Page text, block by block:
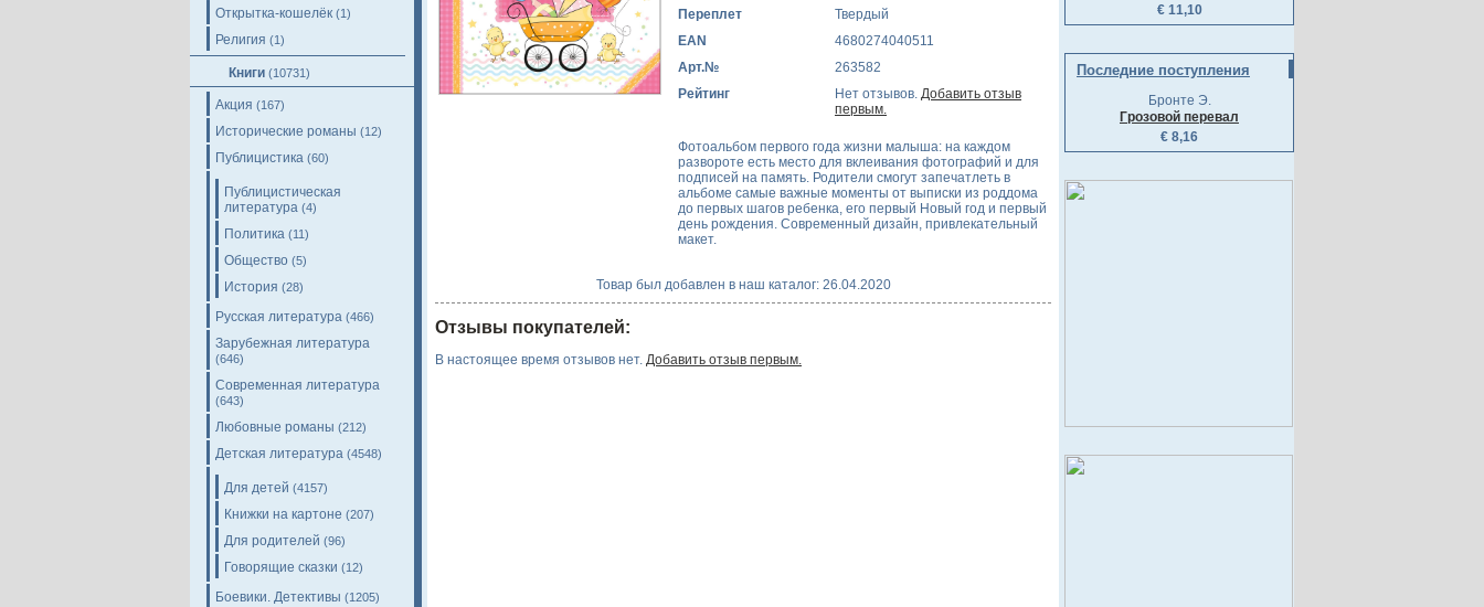
Открытка-кошелёк (1)
Религия (1)
Книги (10731)
Акция (167)
Исторические романы (12)
Публицистика (60)
Публицистическая
литература (4)
Политика (11)
Общество (5)
История (28)
Русская литература (466)
Зарубежная литература
(646)
Современная литература
(643)
Любовные романы (212)
Детская литература (4548)
Для детей (4157)
Книжки на картоне (207)
Для родителей (96)
Говорящие сказки (12)
Боевики. Детективы (1205)
Переплет
Твердый
EAN
4680274040511
Арт.№
263582
Рейтинг
Нет отзывов. Добавить отзыв
первым.
Фотоальбом первого года жизни малыша: на каждом
развороте есть место для вклеивания фотографий и для
подписей на память. Родители смогут запечатлеть в
альбоме самые важные моменты от выписки из роддома
до первых шагов ребенка, его первый Новый год и первый
день рождения. Современный дизайн, привлекательный
макет.
Товар был добавлен в наш каталог: 26.04.2020
Отзывы покупателей:
В настоящее время отзывов нет. Добавить отзыв первым.
€ 11,10
Последние поступления
Бронте Э.
Грозовой перевал
€ 8,16